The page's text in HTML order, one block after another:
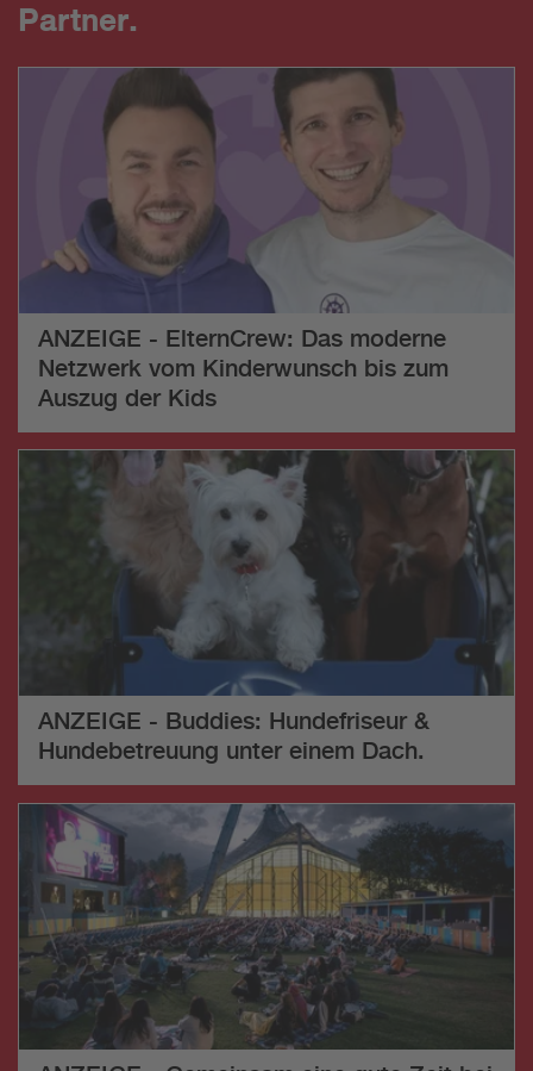
Partner.
ANZEIGE - ElternCrew: Das moderne
Netzwerk vom Kinderwunsch bis zum
Auszug der Kids
ANZEIGE - Buddies: Hundefriseur &
Hundebetreuung unter einem Dach.